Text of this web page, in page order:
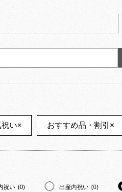
い× おすすめ品・割引 ×
祝い (0) 出産内祝い (0)